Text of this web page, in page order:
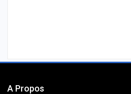
A Propos